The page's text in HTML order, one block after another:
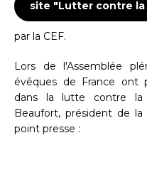
site "Lutter contre
par la CEF.
Lors de l'Assemblée
évêques de France ont
dans la lutte contre la
Beaufort, président de
point presse :